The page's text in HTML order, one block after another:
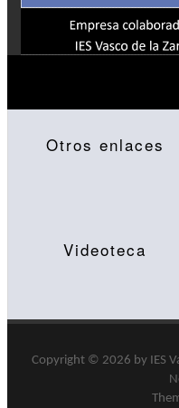
Otros enlaces
Videoteca
Copyright © 2026 by IES